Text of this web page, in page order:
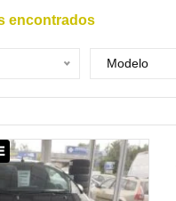
encontrados
Modelo